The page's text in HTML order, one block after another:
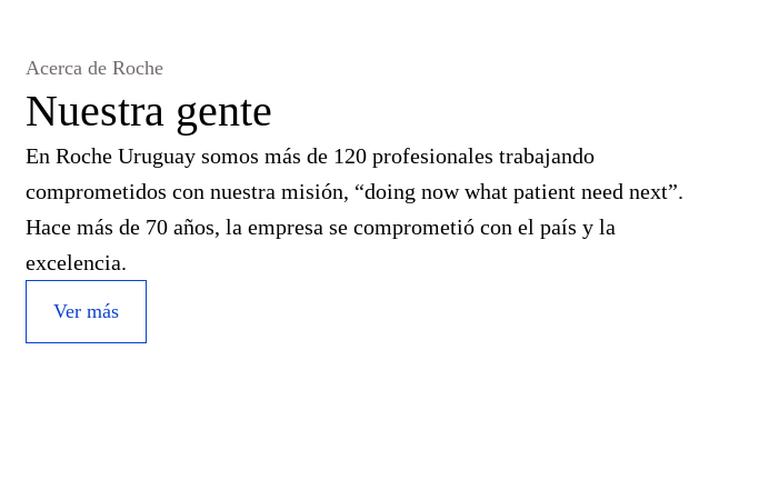
Acerca de Roche
Nuestra gente
En Roche Uruguay somos más de 120 profesionales trabajando
comprometidos con nuestra misión, “doing now what patient need next”.
Hace más de 70 años, la empresa se comprometió con el país y la
excelencia.
Ver más